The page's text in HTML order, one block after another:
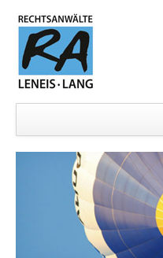
ANWÄLTE
CHRISTIAN LANG
MICHAEL LENEIS